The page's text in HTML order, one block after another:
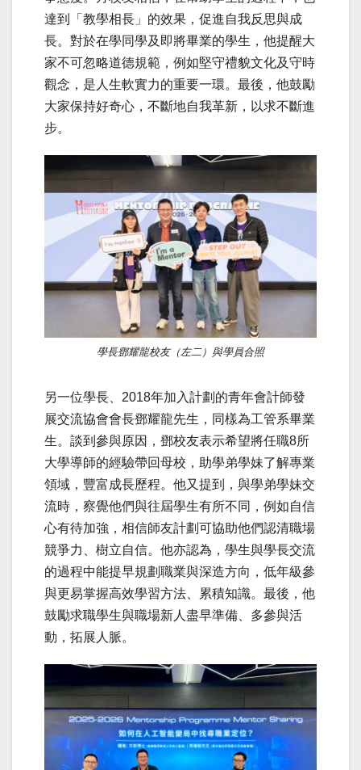
達到「教學相長」的效果，促進自我反思與成
長。對於在學同學及即將畢業的學生，他提醒大
家不可忽略道德規範，例如堅守禮貌文化及守時
觀念，是人生軟實力的重要一環。最後，他鼓勵
大家保持好奇心，不斷地自我革新，以求不斷進
步。
學長鄧耀龍校友（左二）與學員合照
另一位學長、2018年加入計劃的青年會計師發
展交流協會會長鄧耀龍先生，同樣為工管系畢業
生。談到參與原因，鄧校友表示希望將任職8所
大學導師的經驗帶回母校，助學弟學妹了解專業
領域，豐富成長歷程。他又提到，與學弟學妹交
流時，察覺他們與往屆學生有所不同，例如自信
心有待加強，相信師友計劃可協助他們認清職場
競爭力、樹立自信。他亦認為，學生與學長交流
的過程中能提早規劃職業與深造方向，低年級參
與更易掌握高效學習方法、累積知識。最後，他
鼓勵求職學生與職場新人盡早準備、多參與活
動，拓展人脈。